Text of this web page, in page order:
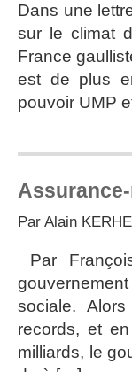
Dans une
sur le climat
France
est de plus
pouvoir UMP
Par Alain
Par
sociale.
records, et
milliards, le